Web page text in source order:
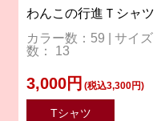
わんこの行進Ｔシャツ
カラー数：59 | サイズ
数： 13
3,000円 (税込3,300円)
Tシャツ